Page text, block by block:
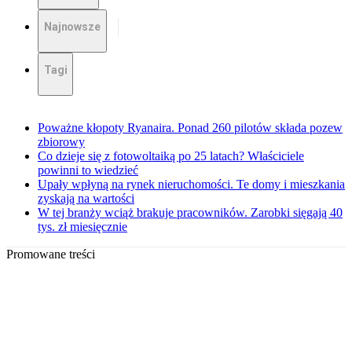
Najnowsze
Tagi
Poważne kłopoty Ryanaira. Ponad 260 pilotów składa pozew
zbiorowy
Co dzieje się z fotowoltaiką po 25 latach? Właściciele
powinni to wiedzieć
Upały wpłyną na rynek nieruchomości. Te domy i mieszkania
zyskają na wartości
W tej branży wciąż brakuje pracowników. Zarobki sięgają 40
tys. zł miesięcznie
Promowane treści